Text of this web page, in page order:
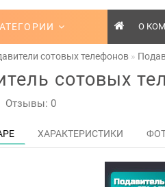
О
сотовых телефонов
сотовых
Отзывы: 0
ХАРАКТЕРИСТИКИ